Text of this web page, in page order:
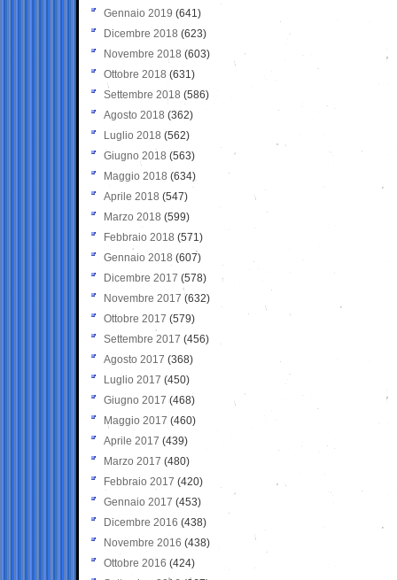
Gennaio 2019 (641)
Dicembre 2018 (623)
Novembre 2018 (603)
Ottobre 2018 (631)
Settembre 2018 (586)
Agosto 2018 (362)
Luglio 2018 (562)
Giugno 2018 (563)
Maggio 2018 (634)
Aprile 2018 (547)
Marzo 2018 (599)
Febbraio 2018 (571)
Gennaio 2018 (607)
Dicembre 2017 (578)
Novembre 2017 (632)
Ottobre 2017 (579)
Settembre 2017 (456)
Agosto 2017 (368)
Luglio 2017 (450)
Giugno 2017 (468)
Maggio 2017 (460)
Aprile 2017 (439)
Marzo 2017 (480)
Febbraio 2017 (420)
Gennaio 2017 (453)
Dicembre 2016 (438)
Novembre 2016 (438)
Ottobre 2016 (424)